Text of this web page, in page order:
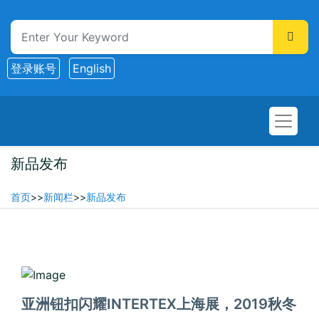
登录账号 English
新品发布
首页>>新闻栏>>新品发布
2019-04-13
亚洲钮扣闪耀INTERTEX上海展，2019秋冬